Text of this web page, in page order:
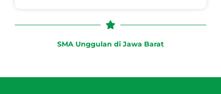
SMA Unggulan di Jawa Barat